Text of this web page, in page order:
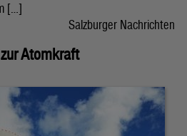
[…]
Salzburger Nachrichten
Atomkraft